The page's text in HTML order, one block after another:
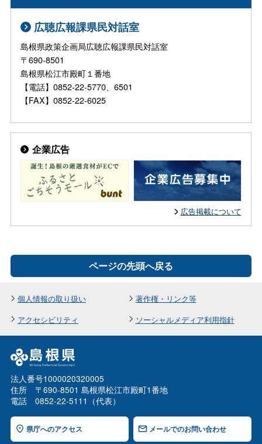
広聴広報課県民対話室
島根県政策企画局広聴広報課県民対話室
〒690-8501
島根県松江市殿町１番地
【電話】0852-22-5770、6501
【FAX】0852-22-6025
企業広告
広告掲載について
ページの先頭へ戻る
個人情報の取り扱い
著作権・リンク等
アクセシビリティ
ソーシャルメディア利用指針
法人番号1000020320005
住所 〒690-8501 島根県松江市殿町1番地
電話 0852-22-5111（代表）
県庁へのアクセス メールでのお問い合わせ